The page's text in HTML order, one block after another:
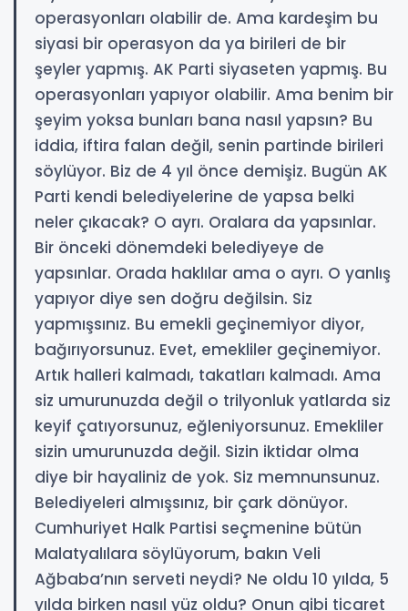
operasyonları olabilir de. Ama kardeşim bu
siyasi bir operasyon da ya birileri de bir
şeyler yapmış. AK Parti siyaseten yapmış. Bu
operasyonları yapıyor olabilir. Ama benim bir
şeyim yoksa bunları bana nasıl yapsın? Bu
iddia, iftira falan değil, senin partinde birileri
söylüyor. Biz de 4 yıl önce demişiz. Bugün AK
Parti kendi belediyelerine de yapsa belki
neler çıkacak? O ayrı. Oralara da yapsınlar.
Bir önceki dönemdeki belediyeye de
yapsınlar. Orada haklılar ama o ayrı. O yanlış
yapıyor diye sen doğru değilsin. Siz
yapmışsınız. Bu emekli geçinemiyor diyor,
bağırıyorsunuz. Evet, emekliler geçinemiyor.
Artık halleri kalmadı, takatları kalmadı. Ama
siz umurunuzda değil o trilyonluk yatlarda siz
keyif çatıyorsunuz, eğleniyorsunuz. Emekliler
sizin umurunuzda değil. Sizin iktidar olma
diye bir hayaliniz de yok. Siz memnunsunuz.
Belediyeleri almışsınız, bir çark dönüyor.
Cumhuriyet Halk Partisi seçmenine bütün
Malatyalılara söylüyorum, bakın Veli
Ağbaba’nın serveti neydi? Ne oldu 10 yılda, 5
yılda birken nasıl yüz oldu? Onun gibi ticaret